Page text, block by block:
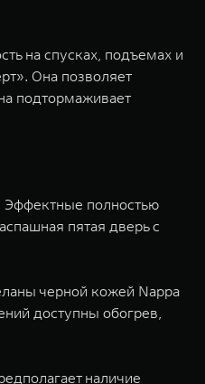
на спусках, подъемах и
Она позволяет
подтормаживает
Эффектные полностью
пятая дверь с
черной кожей Nappa
доступны обогрев,
наличие